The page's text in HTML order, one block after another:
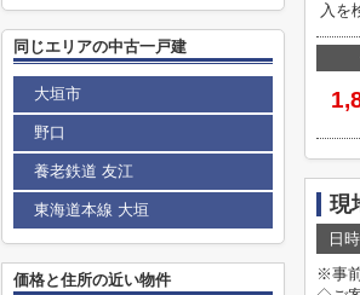
入を
現
日時
※事
同じエリアの中古一戸建
大垣市
野口
養老鉄道 友江
東海道本線 大垣
価格と住所の近い物件